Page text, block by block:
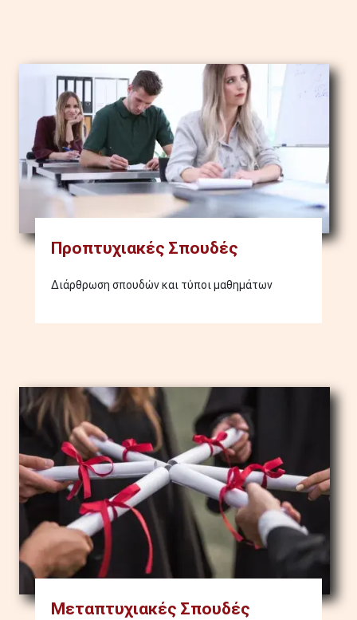
Προπτυχιακές Σπουδές
Διάρθρωση σπουδών και τύποι μαθημάτων
Image
Μεταπτυχιακές Σπουδές